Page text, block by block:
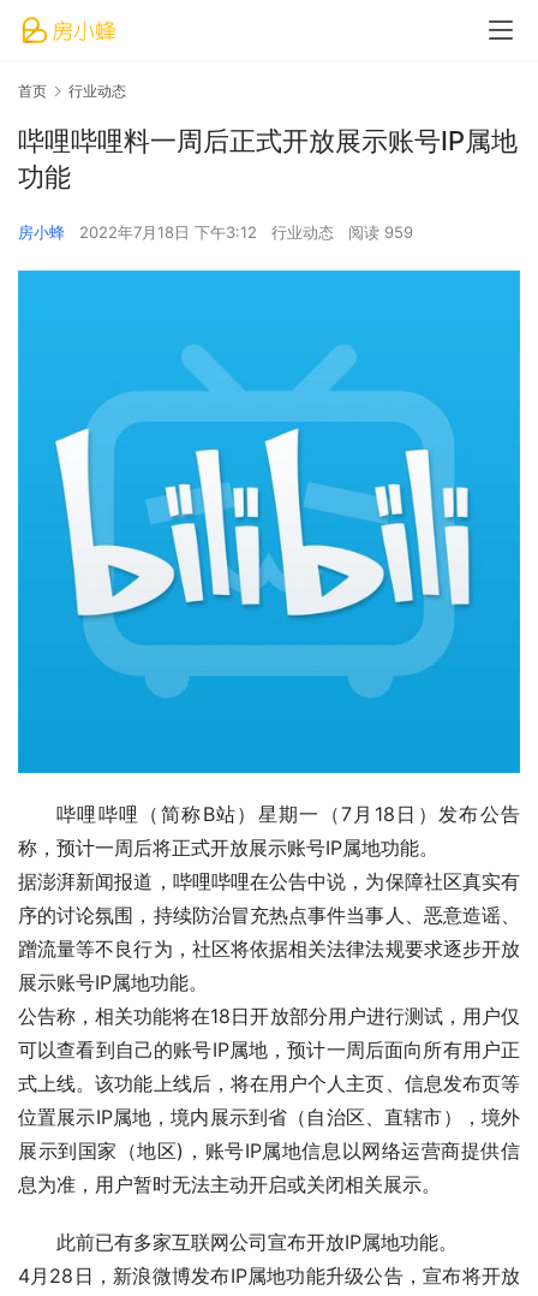
首页 行业动态
哔哩哔哩料一周后正式开放展示账号IP属地
功能
房小蜂 2022年7月18日 下午3:12 行业动态 阅读 959
哔哩哔哩（简称B站）星期一（7月18日）发布公告
称，预计一周后将正式开放展示账号IP属地功能。
据澎湃新闻报道，哔哩哔哩在公告中说，为保障社区真实有
序的讨论氛围，持续防治冒充热点事件当事人、恶意造谣、
蹭流量等不良行为，社区将依据相关法律法规要求逐步开放
展示账号IP属地功能。
公告称，相关功能将在18日开放部分用户进行测试，用户仅
可以查看到自己的账号IP属地，预计一周后面向所有用户正
式上线。该功能上线后，将在用户个人主页、信息发布页等
位置展示IP属地，境内展示到省（自治区、直辖市），境外
展示到国家（地区)，账号IP属地信息以网络运营商提供信
息为准，用户暂时无法主动开启或关闭相关展示。
此前已有多家互联网公司宣布开放IP属地功能。
4月28日，新浪微博发布IP属地功能升级公告，宣布将开放